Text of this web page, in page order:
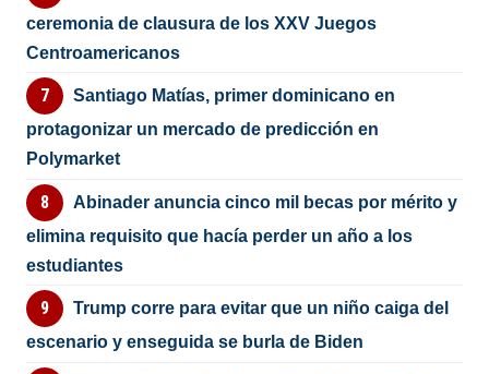
ceremonia de clausura de los XXV Juegos
Centroamericanos
Santiago Matías, primer dominicano en
protagonizar un mercado de predicción en
Polymarket
Abinader anuncia cinco mil becas por mérito y
elimina requisito que hacía perder un año a los
estudiantes
Trump corre para evitar que un niño caiga del
escenario y enseguida se burla de Biden